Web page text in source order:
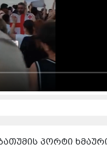
პორტი